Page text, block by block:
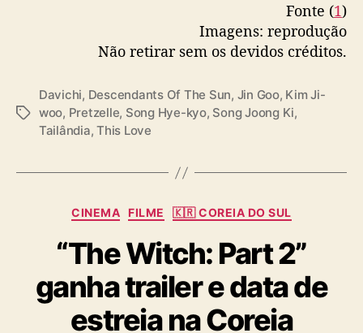
i
c
i
)
Fonte (1)
Imagens: reprodução
Não retirar sem os devidos créditos.
T
Davichi, Descendants Of The Sun, Jin Goo, Kim Ji-
woo, Pretzelle, Song Hye-kyo, Song Joong Ki,
Tailândia,This Love
C
t
e
g
o
r
CINEMA FILME 🇰🇷 COREIA DO SUL
“The Witch: Part 2”
ganha trailer e data de
estreia na Coreia